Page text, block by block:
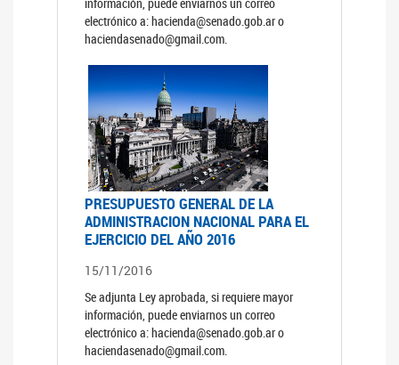
información, puede enviarnos un correo
electrónico a: hacienda@senado.gob.ar o
haciendasenado@gmail.com.
PRESUPUESTO GENERAL DE LA
ADMINISTRACION NACIONAL PARA EL
EJERCICIO DEL AÑO 2016
15/11/2016
Se adjunta Ley aprobada, si requiere mayor
información, puede enviarnos un correo
electrónico a: hacienda@senado.gob.ar o
haciendasenado@gmail.com.